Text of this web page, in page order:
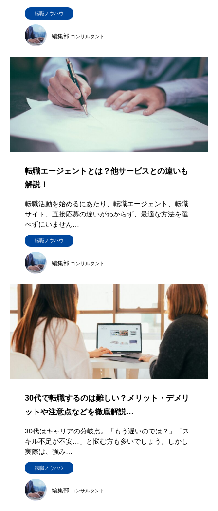
転職ノウハウ
編集部 コンサルタント
転職エージェントとは？他サービスとの違いも
解説！
転職活動を始めるにあたり、転職エージェント、転職
サイト、直接応募の違いがわからず、最適な方法を選
べずにいません…
転職ノウハウ
編集部 コンサルタント
30代で転職するのは難しい？メリット・デメリ
ットや注意点などを徹底解説…
30代はキャリアの分岐点。「もう遅いのでは？」「ス
キル不足が不安…」と悩む方も多いでしょう。しかし
実際は、強み…
転職ノウハウ
編集部 コンサルタント